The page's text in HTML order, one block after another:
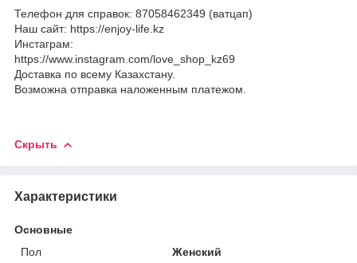
Телефон для справок: 87058462349 (ватцап)
Наш сайт: https://enjoy-life.kz
Инстаграм:
https://www.instagram.com/love_shop_kz69
Доставка по всему Казахстану.
Возможна отправка наложенным платежом.
Скрыть
Характеристики
Основные
Пол
Женский